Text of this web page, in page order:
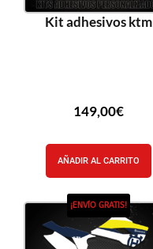
Kit adhesivos ktm
149,00€
AÑADIR AL CARRITO
¡ENVÍO GRATIS!